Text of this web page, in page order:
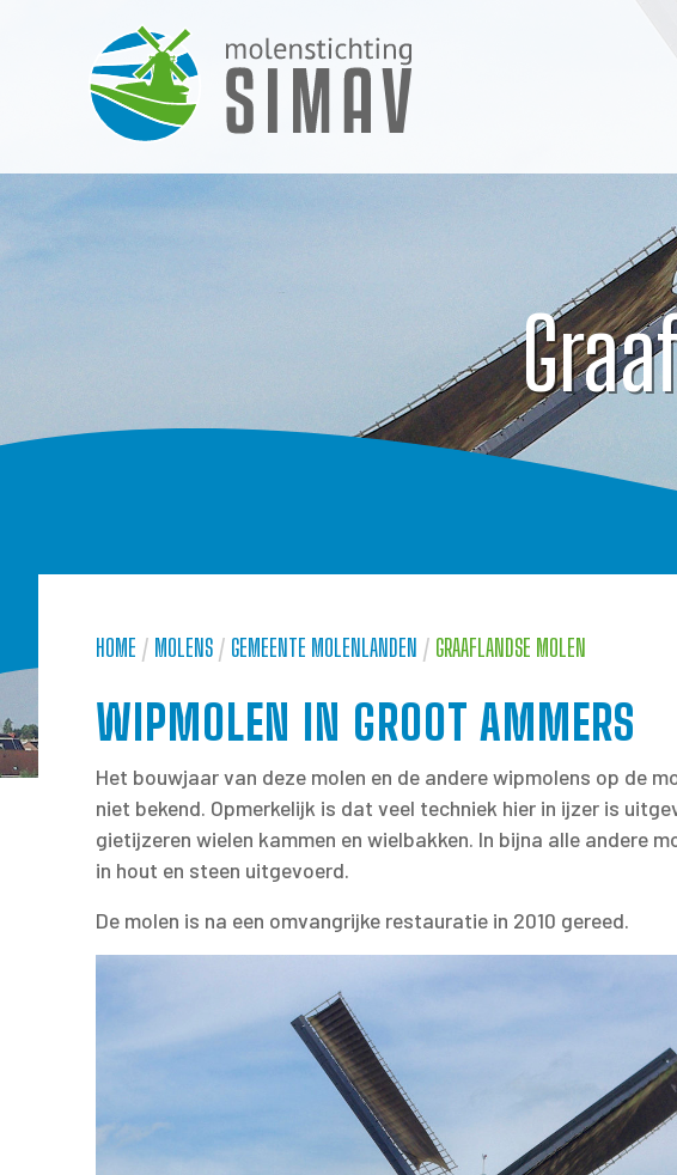
HOME / MOLENS / GEMEENTE MOLENLANDEN / GRAAFLANDSE MOLEN
WIPMOLEN IN GROOT AMMERS
Het bouwjaar van deze molen en de andere wipmolens op de
niet bekend. Opmerkelijk is dat veel techniek hier in ijzer is
gietijzeren wielen kammen en wielbakken. In bijna alle andere
in hout en steen uitgevoerd.
De molen is na een omvangrijke restauratie in 2010 gereed.